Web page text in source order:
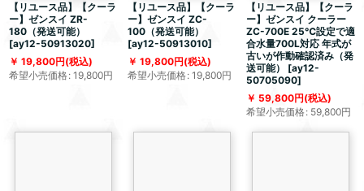
【リユース品】【クーラ
ー】ゼンスイ ZR-
180（発送可能）
[ay12-50913020]
19,800円(税込)
希望小売価格: 19,800円
【リユース品】【クーラ
ー】ゼンスイ ZC-
100（発送可能）
[ay12-50913010]
19,800円(税込)
希望小売価格: 19,800円
【リユース品】【クーラ
ー】ゼンスイ クーラー
ZC-700E 25℃設定で適
合水量700L対応 年式が
古いが作動確認済み（発
送可能）
[ay12-
50705090]
59,800円(税込)
希望小売価格: 59,800円